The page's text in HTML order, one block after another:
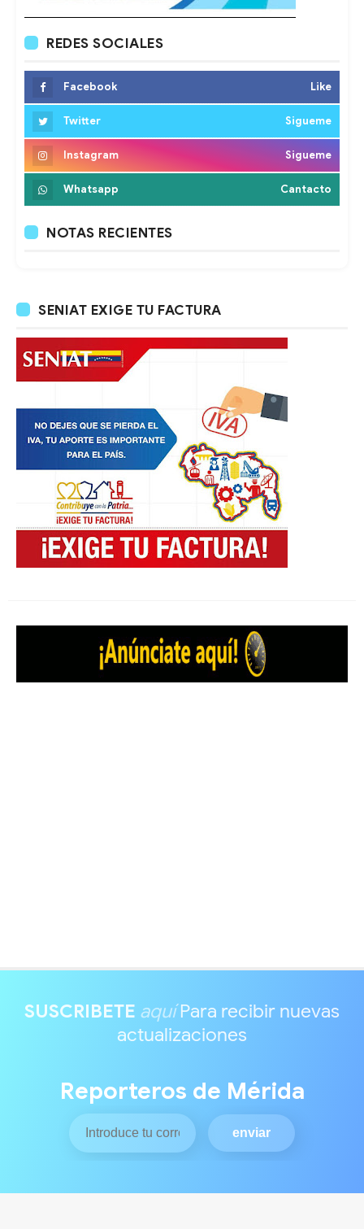
REDES SOCIALES
Facebook Like
Twitter Sigueme
Instagram Sigueme
Whatsapp Cantacto
NOTAS RECIENTES
SENIAT EXIGE TU FACTURA
SUSCRIBETE aquíPara recibir nuevas
actualizaciones
Reporteros de Mérida